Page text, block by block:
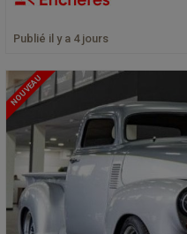
Publié il y a 4 jours
NOUVEAU